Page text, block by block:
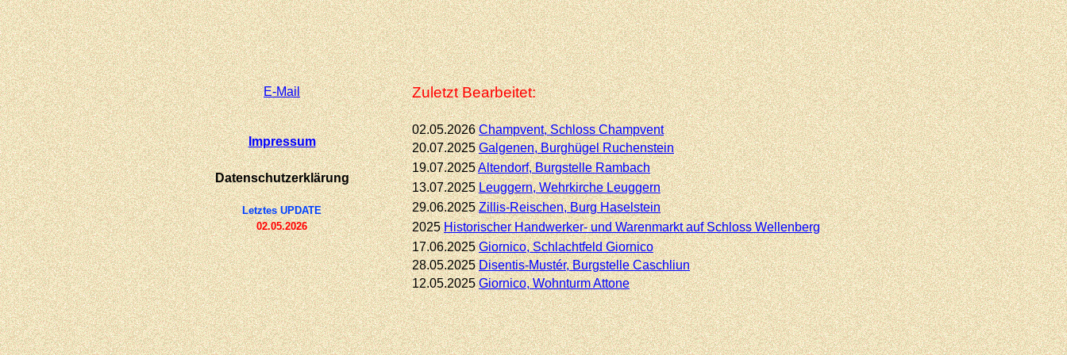
E-Mail
Impressum
Datenschutzerklärung
Letztes UPDATE
02.05.2026
Zuletzt Bearbeitet:
02.05.2026Champvent, Schloss Champvent
20.07.2025Galgenen, Burghügel Ruchenstein
19.07.2025Altendorf,Burgstelle Rambach
13.07.2025Leuggern, Wehrkirche Leuggern
29.06.2025Zillis-Reischen, Burg Haselstein
2025Historischer Handwerker-und Warenmarkt auf Schloss Wellenberg
17.06.2025Giornico,Schlachtfeld Giornico
28.05.2025Disentis-Mustér, Burgstelle Caschliun
12.05.2025Giornico,Wohnturm Attone